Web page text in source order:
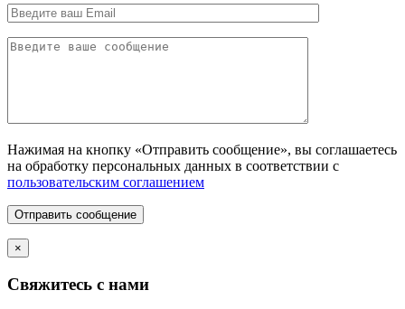
Нажимая на кнопку «Отправить сообщение», вы соглашаетесь
на обработку персональных данных в соответствии с
пользовательским соглашением
Отправить сообщение
×
Свяжитесь с нами